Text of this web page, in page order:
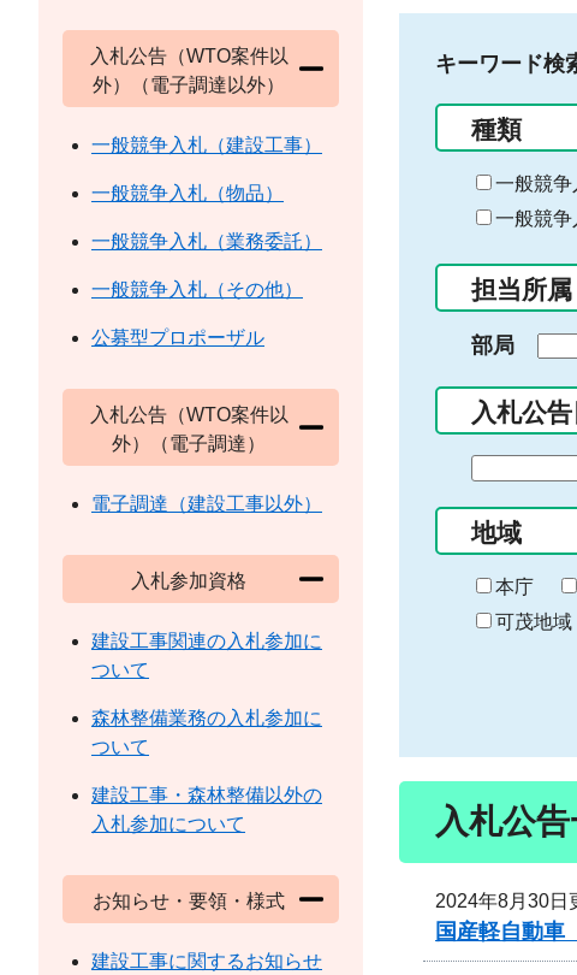
キーワード検
種類
一般競争
一般競争
担当所属
部局
入札公告
の
始
ま
り
地域
本庁
可茂地域
入札公
2024年8月30日
国産軽自動車
入札公告（WTO案件以
外）（電子調達以外）
一般競争入札（建設工事）
一般競争入札（物品）
一般競争入札（業務委託）
一般競争入札（その他）
公募型プロポーザル
入札公告（WTO案件以
外）（電子調達）
電子調達（建設工事以外）
入札参加資格
建設工事関連の入札参加に
ついて
森林整備業務の入札参加に
ついて
建設工事・森林整備以外の
入札参加について
お知らせ・要領・様式
建設工事に関するお知らせ